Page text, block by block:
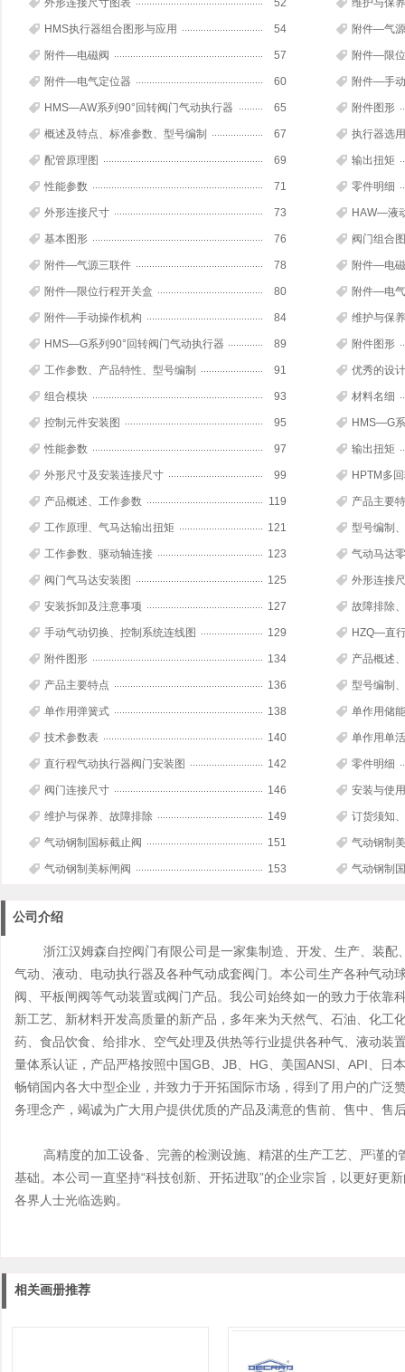
外形连接尺寸图表 52 维护与保
HMS执行器组合图形与应用 54 附件—气
附件—电磁阀 57 附件—限
附件—电气定位器 60 附件—手
HMS—AW系列90°回转阀门气动执行器 65 附件图形
概述及特点、标准参数、型号编制 67 执行器选
配管原理图 69 输出扭矩
性能参数 71 零件明细
外形连接尺寸 73 HAW—液
基本图形 76 阀门组合
附件—气源三联件 78 附件—电
附件—限位行程开关盒 80 附件—电
附件—手动操作机构 84 维护与保
HMS—G系列90°回转阀门气动执行器 89 附件图形
工作参数、产品特性、型号编制 91 优秀的设
组合模块 93 材料名细
控制元件安装图 95 HMS—G
性能参数 97 输出扭矩
外形尺寸及安装连接尺寸 99 HPTM多
产品概述、工作参数 119 产品主要
工作原理、气马达输出扭矩 121 型号编制
工作参数、驱动轴连接 123 气动马达
阀门气马达安装图 125 外形连接
安装拆卸及注意事项 127 故障排除
手动气动切换、控制系统连线图 129 HZQ—直
附件图形 134 产品概述
产品主要特点 136 型号编制
单作用弹簧式 138 单作用储
技术参数表 140 单作用单
直行程气动执行器阀门安装图 142 零件明细
阀门连接尺寸 146 安装与使用
维护与保养、故障排除 149 订货须知
气动钢制国标截止阀 151 气动钢制
气动钢制美标闸阀 153 气动钢制
公司介绍
浙江汉姆森自控阀门有限公司是一家集制造、开发、生产、装配
气动、液动、电动执行器及各种气动成套阀门。本公司生产各种气动
阀、平板闸阀等气动装置或阀门产品。我公司始终如一的致力于依靠
新工艺、新材料开发高质量的新产品，多年来为天然气、石油、化工
药、食品饮食、给排水、空气处理及供热等行业提供各种气、液动装
量体系认证，产品严格按照中国GB、JB、HG、美国ANSI、API、日
畅销国内各大中型企业，并致力于开拓国际市场，得到了用户的广泛
务理念产，竭诚为广大用户提供优质的产品及满意的售前、售中、售
高精度的加工设备、完善的检测设施、精湛的生产工艺、严谨的
基础。本公司一直坚持“科技创新、开拓进取”的企业宗旨，以更好更
各界人士光临选购。
相关画册推荐